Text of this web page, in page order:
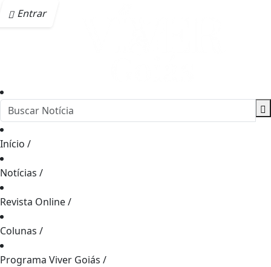
Entrar
Início /
Notícias /
Revista Online/
Colunas /
Programa Viver Goiás /